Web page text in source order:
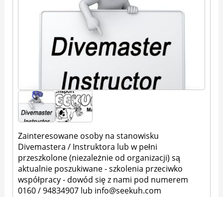
Zainteresowane osoby na stanowisku
Divemastera / Instruktora lub w pełni
przeszkolone (niezależnie od organizacji) są
aktualnie poszukiwane - szkolenia przeciwko
współpracy - dowód się z nami pod numerem
0160 / 94834907 lub info@seekuh.com